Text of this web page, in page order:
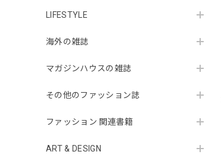
LIFESTYLE
海外の雑誌
マガジンハウスの雑誌
その他のファッション誌
ファッション 関連書籍
ART & DESIGN